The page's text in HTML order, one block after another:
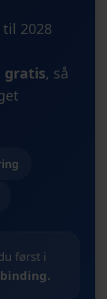
2028
gratis, så
først i